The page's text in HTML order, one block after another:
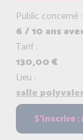
Public concerné :
6 / 10 ans
Tarif :
130,00 €
Lieu :
salle